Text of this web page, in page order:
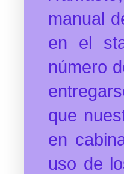
manual
en el
número
que
en
uso de